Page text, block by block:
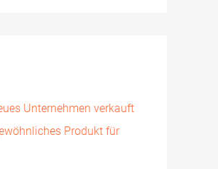
Unternehmen verkauft
Produkt für